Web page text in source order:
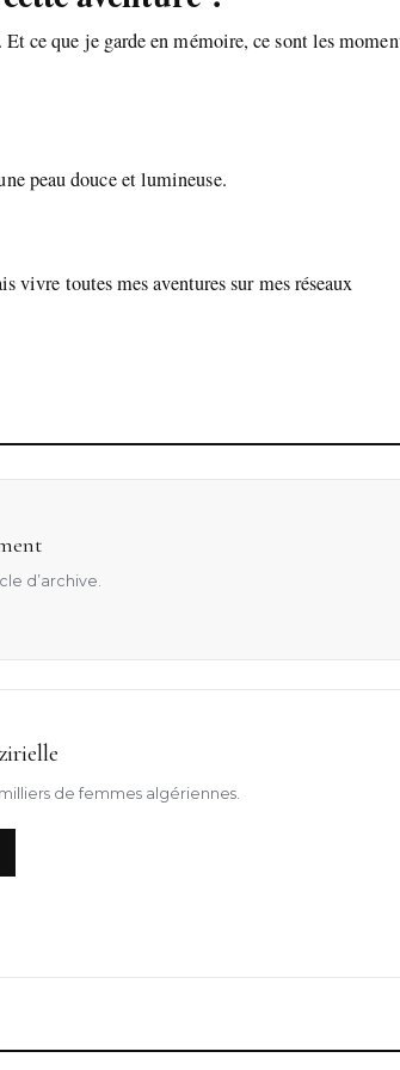
ce que je garde en mémoire, ce sont les
peau douce et lumineuse.
vivre toutes mes aventures sur mes réseaux
d’archive.
de femmes algériennes.